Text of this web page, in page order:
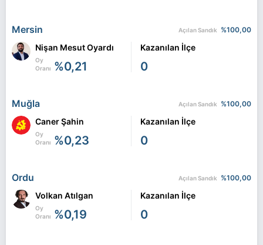
Mersin Açılan Sandık %100,00
Nişan Mesut Oyardı
Oy
Oranı %0,21
Kazanılan İlçe
0
Muğla Açılan Sandık %100,00
Caner Şahin
Oy
Oranı %0,23
Kazanılan İlçe
0
Ordu Açılan Sandık %100,00
Volkan Atılgan
Oy
Oranı %0,19
Kazanılan İlçe
0